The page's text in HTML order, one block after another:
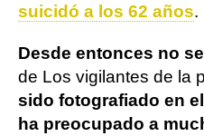
suicidó a los 62 años.
Desde entonces no
de Los vigilantes de la
sido fotografiado en
ha preocupado a